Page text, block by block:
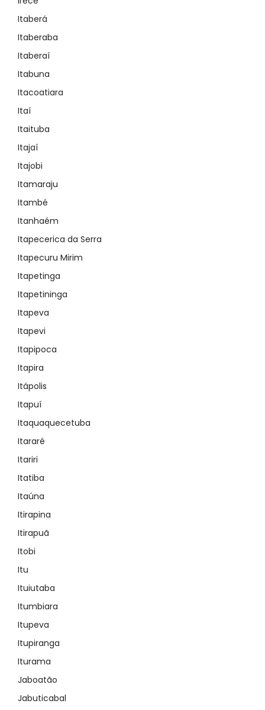
Itaberá
Itaberaba
Itaberaí
Itabuna
Itacoatiara
Itaí
Itaituba
Itajaí
Itajobi
Itamaraju
Itambé
Itanhaém
Itapecerica da Serra
Itapecuru Mirim
Itapetinga
Itapetininga
Itapeva
Itapevi
Itapipoca
Itapira
Itápolis
Itapuí
Itaquaquecetuba
Itararé
Itariri
Itatiba
Itaúna
Itirapina
Itirapuã
Itobi
Itu
Ituiutaba
Itumbiara
Itupeva
Itupiranga
Iturama
Jaboatão
Jabuticabal